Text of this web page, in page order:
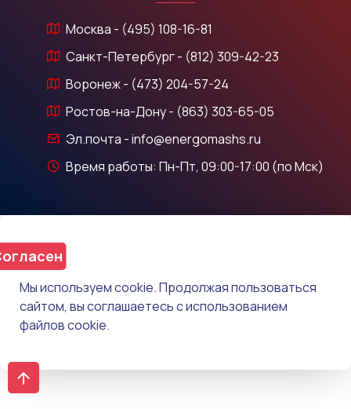
Москва - (495) 108-16-81
Санкт-Петербург - (812) 309-42-23
Воронеж - (473) 204-57-24
Ростов-на-Дону - (863) 303-65-05
Эл.почта - info@energomashs.ru
Время работы: Пн-Пт, 09:00-17:00 (по Мск)
Мы используем cookie. Продолжая пользоваться
сайтом, вы соглашаетесь с использованием
файлов cookie.